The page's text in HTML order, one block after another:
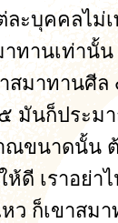
ละบุคคลไม่
าทานเท่านั้
าสมาทานศี
มันก็ประม
ณขนาดนั้น
ดี เราอย่า
ว ก็เขาสมา